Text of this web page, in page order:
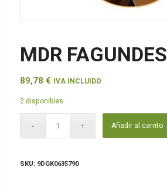
MDR FAGUNDES
89,78 € IVA INCLUIDO
2 disponibles
Añadir al carrito
SKU: 9DGK0635790